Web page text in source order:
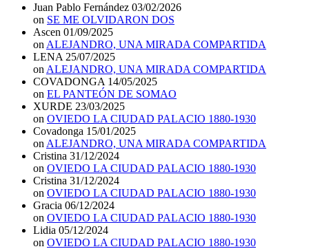
Juan Pablo Fernández 03/02/2026
on SE ME OLVIDARON DOS
Ascen 01/09/2025
on ALEJANDRO, UNA MIRADA COMPARTIDA
LENA 25/07/2025
on ALEJANDRO, UNA MIRADA COMPARTIDA
COVADONGA 14/05/2025
on EL PANTEÓN DE SOMAO
XURDE 23/03/2025
on OVIEDO LA CIUDAD PALACIO 1880-1930
Covadonga 15/01/2025
on ALEJANDRO, UNA MIRADA COMPARTIDA
Cristina 31/12/2024
on OVIEDO LA CIUDAD PALACIO 1880-1930
Cristina 31/12/2024
on OVIEDO LA CIUDAD PALACIO 1880-1930
Gracia 06/12/2024
on OVIEDO LA CIUDAD PALACIO 1880-1930
Lidia 05/12/2024
on OVIEDO LA CIUDAD PALACIO 1880-1930